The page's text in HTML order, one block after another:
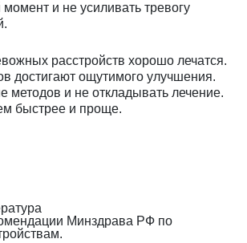
и не усиливать тревогу
расстройств хорошо лечатся.
достигают ощутимого улучшения.
методов и не откладывать лечение.
быстрее и проще.
Минздрава РФ по